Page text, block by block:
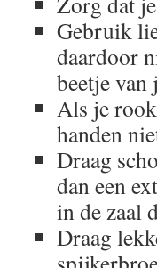
Gebruik
daardoor
beetje
Als je
handen
Draag
dan een
in de zaal
Draag